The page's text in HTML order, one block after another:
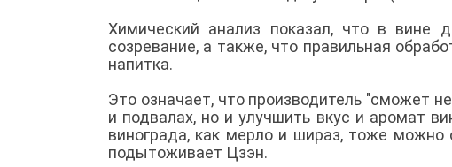
Химический анализ показал, что в вине
созревание, а также, что правильная
напитка.
Это означает, что производитель "сможет
и подвалах, но и улучшить вкус и аромат
винограда, как мерло и шираз, тоже
подытоживает Цзэн.